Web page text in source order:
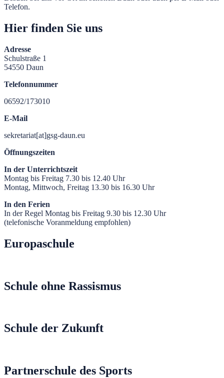
Telefon.
Hier finden Sie uns
Adresse
Schulstraße 1
54550 Daun
Telefonnummer
06592/173010
E-Mail
sekretariat[at]gsg-daun.eu
Öffnungszeiten
In der Unterrichtszeit
Montag bis Freitag 7.30 bis 12.40 Uhr
Montag, Mittwoch, Freitag 13.30 bis 16.30 Uhr
In den Ferien
In der Regel Montag bis Freitag 9.30 bis 12.30 Uhr
(telefonische Voranmeldung empfohlen)
Europaschule
Schule ohne Rassismus
Schule der Zukunft
Partnerschule des Sports